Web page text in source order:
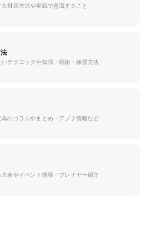
対策方法や実戦で意識すること
いテクニックや知識・戦術・練習方法
のコラムやまとめ・アプデ情報など
会やイベント情報・プレイヤー紹介